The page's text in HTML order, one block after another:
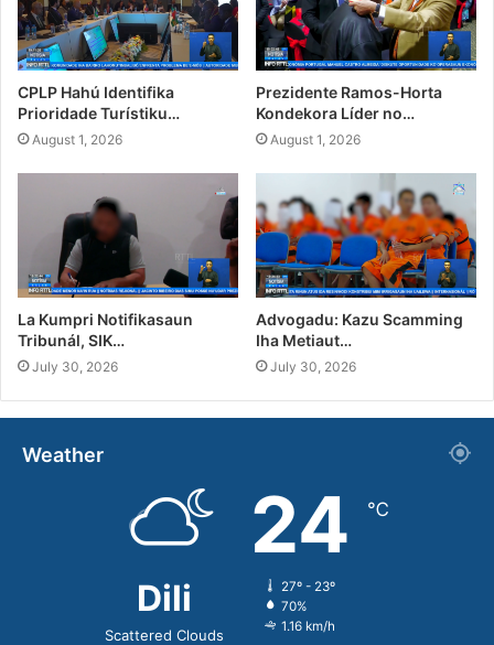
CPLP Hahú Identifika
Prioridade Turístiku…
August 1, 2026
Prezidente Ramos-Horta
Kondekora Líder no…
August 1, 2026
La Kumpri Notifikasaun
Tribunál, SIK…
July 30, 2026
Advogadu: Kazu Scamming
Iha Metiaut…
July 30, 2026
Weather
Dili
Scattered Clouds
24 ℃
27º - 23º
70%
1.16 km/h